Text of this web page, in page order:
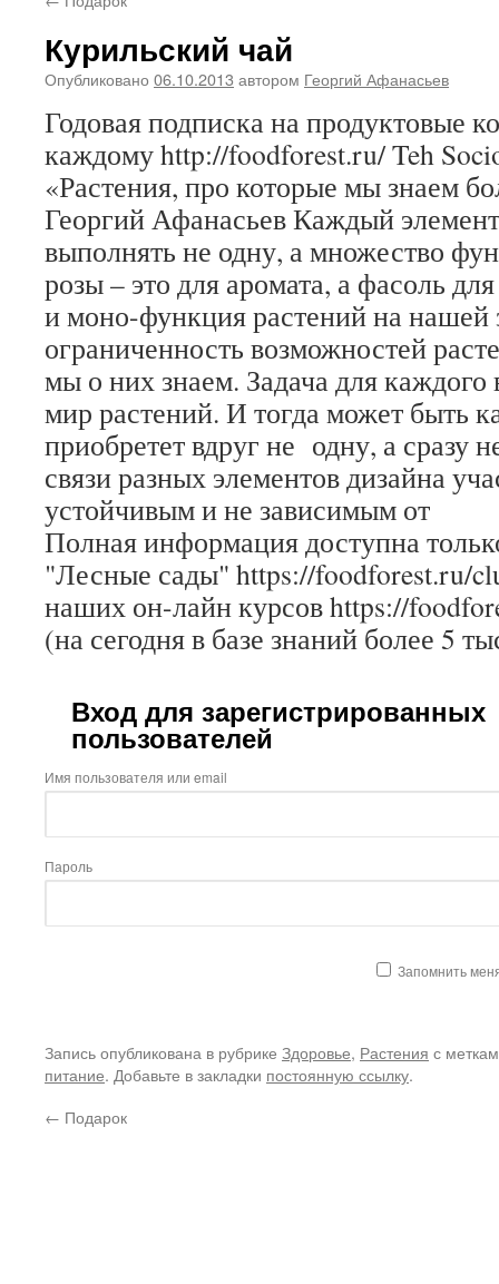
Курильский чай
Опубликовано 06.10.2013 автором Георгий Афанасьев
Годовая подписка на продуктовые
каждому http://foodforest.ru/ Teh
«Растения, про которые мы знаем
Георгий Афанасьев Каждый
выполнять не одну, а множество
розы – это для аромата, а фасоль
и моно-функция растений на нашей
ограниченность возможностей
мы о них знаем. Задача для
мир растений. И тогда может быть
приобретет вдруг не одну, а сразу
связи разных элементов дизайна
устойчивым и не зависимым от
Полная информация доступна
"Лесные сады" https://foodforest.ru/
наших он-лайн курсов https://
(на сегодня в базе знаний более 5
Вход для зарегистрированных
пользователей
Имя пользователя или email
Пароль
Запомнить
Запись опубликована в рубрике Здоровье, Растения с
питание. Добавьте в закладки постоянную ссылку.
← Подарок